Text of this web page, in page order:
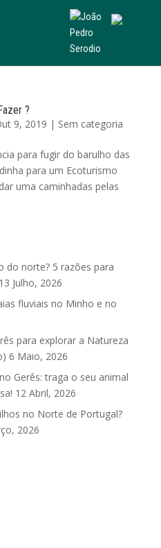
?
9, 2019 | Sem categoria
para fugir do barulho das
para um Ecoturismo
uma caminhadas pelas
do norte? 5 razões para
13 Julho, 2026
fluviais no Minho e no
para explorar a Natureza
6 Maio, 2026
Gerês: traga o seu animal
12 Abril, 2026
no Norte de Portugal?
2026